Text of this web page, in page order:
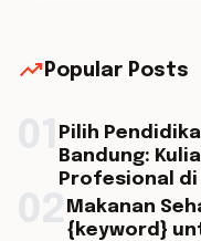
trending_up Popular Posts
Pilih
Bandung:
Profesional
Makanan
{keyword}